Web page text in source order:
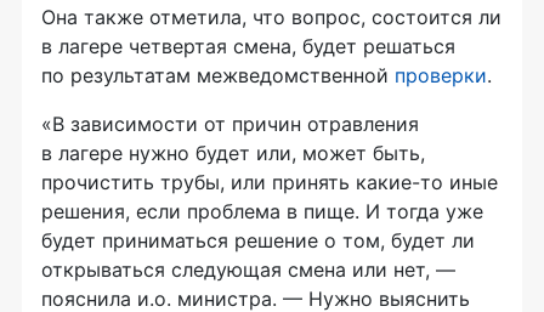
Она также отметила, что вопрос, состоится ли
в лагере четвертая смена, будет решаться
по результатам межведомственной проверки.
«В зависимости от причин отравления
в лагере нужно будет или, может быть,
прочистить трубы, или принять какие-то иные
решения, если проблема в пище. И тогда уже
будет приниматься решение о том, будет ли
открываться следующая смена или нет, —
пояснила и.о. министра. — Нужно выяснить